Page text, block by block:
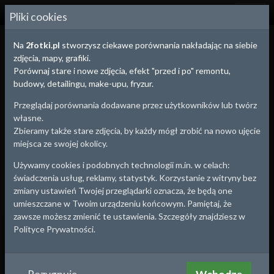
2FOTKI.PL
Sosnowiec, woj.Śląskie
Pocztówka, a na niej kopalnia Kazimierz Juliusz
Pliki cookies
Na 2fotki.pl stworzysz ciekawe porównania nakładając na siebie
zdjęcia, mapy, grafiki.
Porównaj stare i nowe zdjęcia, efekt "przed i po" remontu,
budowy, detailingu, make-upu, fryzur.
Przeglądaj porównania dodawane przez użytkowników lub twórz
własne.
Zbieramy także stare zdjęcia, by każdy mógł zrobić na nowo ujęcie
miejsca ze swojej okolicy.
Używamy cookies i podobnych technologii m.in. w celach:
świadczenia usług, reklamy, statystyk. Korzystanie z witryny bez
zmiany ustawień Twojej przeglądarki oznacza, że będą one
umieszczane w Twoim urządzeniu końcowym. Pamiętaj, że
zawsze możesz zmienić te ustawienia. Szczegóły znajdziesz w
Polityce Prywatności.